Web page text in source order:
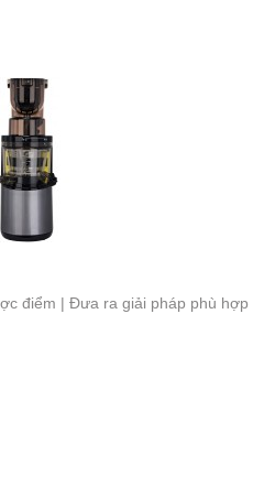
điểm | Đưa ra giải pháp phù hợp